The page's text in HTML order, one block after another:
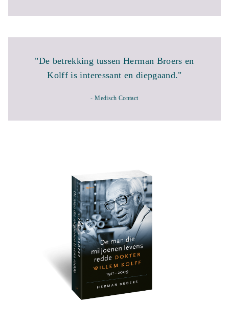
"De betrekking tussen Herman Broers en
Kolff is interessant en diepgaand."
- Medisch Contact